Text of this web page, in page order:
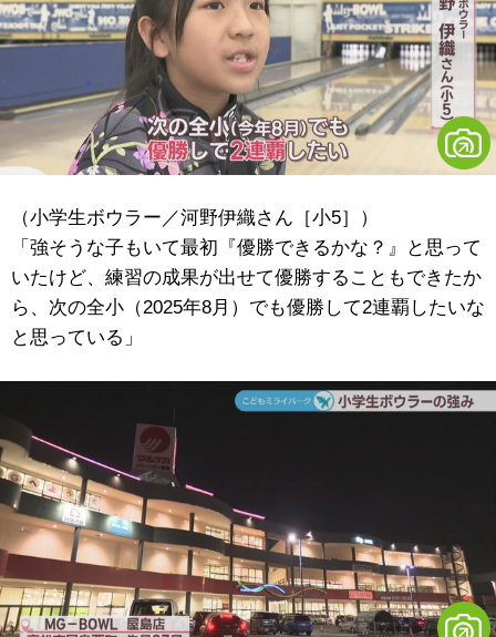
（小学生ボウラー／河野伊織さん［小5］）
「強そうな子もいて最初『優勝できるかな？』と思って
いたけど、練習の成果が出せて優勝することもできたか
ら、次の全小（2025年8月）でも優勝して2連覇したいな
と思っている」